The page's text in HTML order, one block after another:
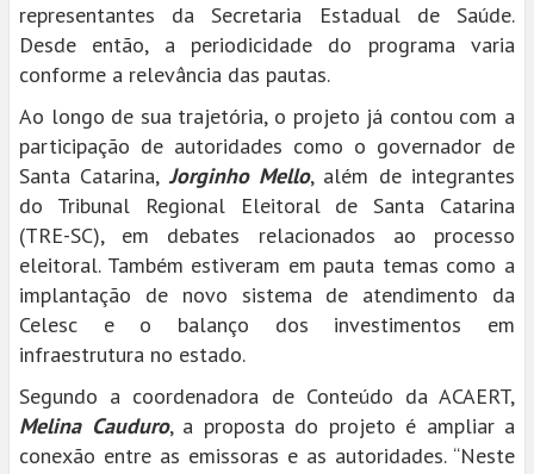
representantes da Secretaria Estadual de Saúde.
Desde então, a periodicidade do programa varia
conforme a relevância das pautas.
Ao longo de sua trajetória, o projeto já contou com a
participação de autoridades como o governador de
Santa Catarina,Jorginho Mello, além de integrantes
do Tribunal Regional Eleitoral de Santa Catarina
(TRE-SC), em debates relacionados ao processo
eleitoral. Também estiveram em pauta temas como a
implantação de novo sistema de atendimento da
Celesc e o balanço dos investimentos em
infraestrutura no estado.
Segundo a coordenadora de Conteúdo da ACAERT,
Melina Cauduro, a proposta do projeto é ampliar a
conexão entre as emissoras e as autoridades. “Neste